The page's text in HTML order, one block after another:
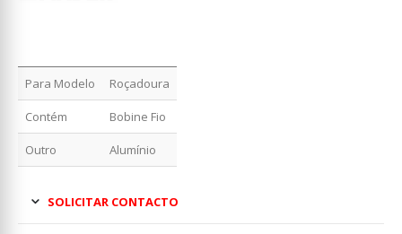
Para Modelo Roçadoura
Contém Bobine Fio
Outro Alumínio
SOLICITAR CONTACTO